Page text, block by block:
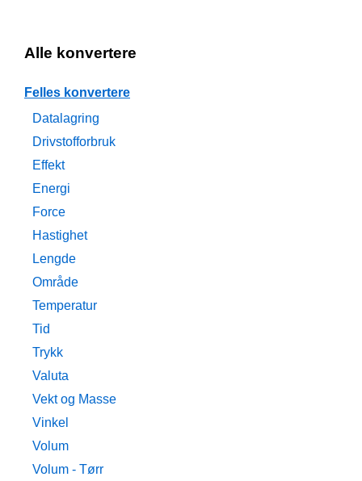
Alle konvertere
Felles konvertere
Datalagring
Drivstofforbruk
Effekt
Energi
Force
Hastighet
Lengde
Område
Temperatur
Tid
Trykk
Valuta
Vekt og Masse
Vinkel
Volum
Volum - Tørr